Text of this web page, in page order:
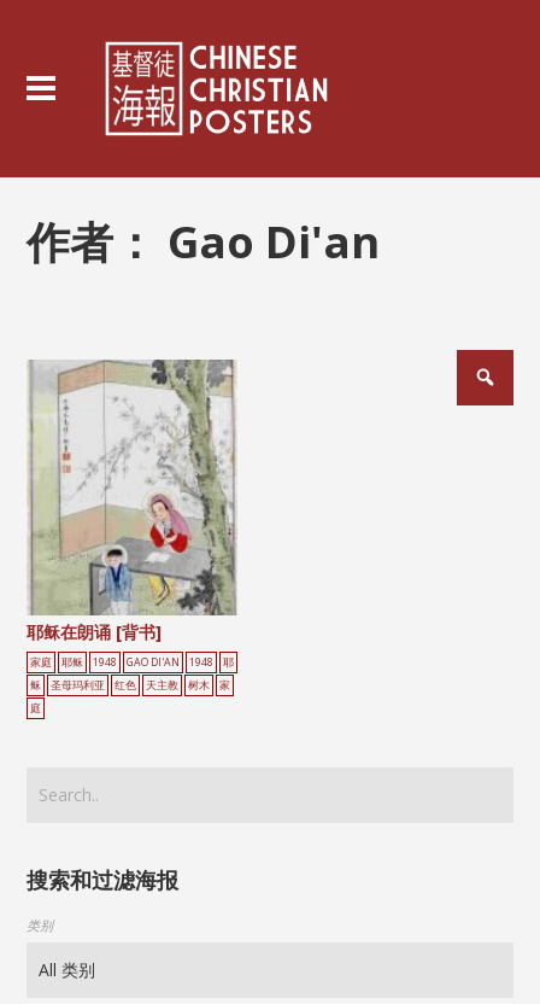
作者： Gao Di'an
耶稣在朗诵 [背书]
家庭 耶稣 1948 GAO DI'AN 1948
耶
稣
圣母玛利亚 红色 天主教 树木
家
庭
搜索和过滤海报
类别